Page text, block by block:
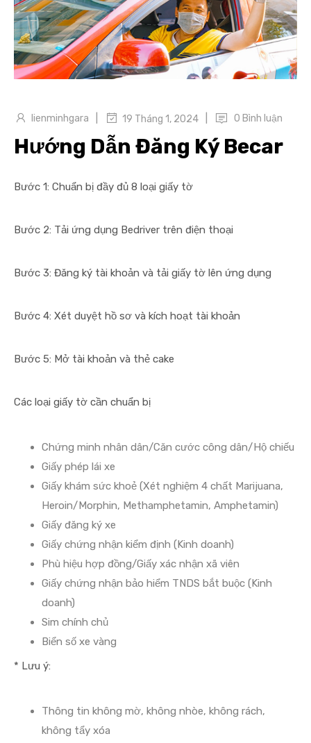
lienminhgara 19 Tháng 1, 2024 0 Bình luận
Hướng Dẫn Đăng Ký Becar
Bước 1: Chuẩn bị đầy đủ 8 loại giấy tờ
Bước 2: Tải ứng dụng Bedriver trên điện thoại
Bước 3: Đăng ký tài khoản và tải giấy tờ lên ứng dụng
Bước 4: Xét duyệt hồ sơ và kích hoạt tài khoản
Bước 5: Mở tài khoản và thẻ cake
Các loại giấy tờ cần chuẩn bị
Chứng minh nhân dân/Căn cước công dân/Hộ chiếu
Giấy phép lái xe
Giấy khám sức khoẻ (Xét nghiệm 4 chất Marijuana,
Heroin/Morphin, Methamphetamin, Amphetamin)
Giấy đăng ký xe
Giấy chứng nhận kiểm định (Kinh doanh)
Phù hiệu hợp đồng/Giấy xác nhận xã viên
Giấy chứng nhận bảo hiểm TNDS bắt buộc (Kinh
doanh)
Sim chính chủ
Biển số xe vàng
* Lưu ý:
Thông tin không mờ, không nhòe, không rách,
không tẩy xóa